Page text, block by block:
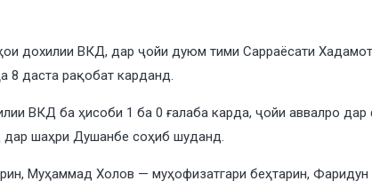
дохилии ВКД, дар ҷойи дуюм тими Сарраёсати
8 даста рақобат карданд.
ВКД ба ҳисоби 1 ба 0 ғалаба карда, ҷойи аввалро
шаҳри Душанбе соҳиб шуданд.
Муҳаммад Холов — муҳофизатгари беҳтарин, Фаридун